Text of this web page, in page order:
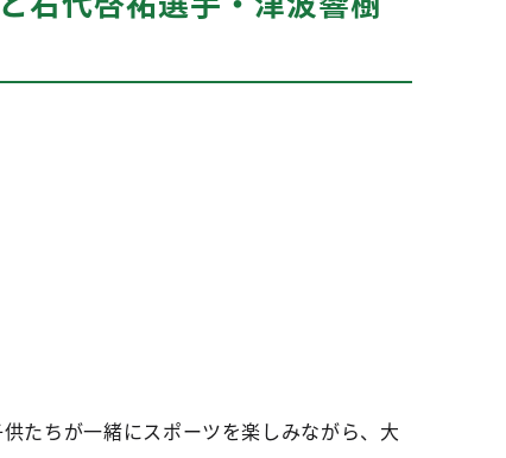
たちが一緒にスポーツを楽しみながら、大